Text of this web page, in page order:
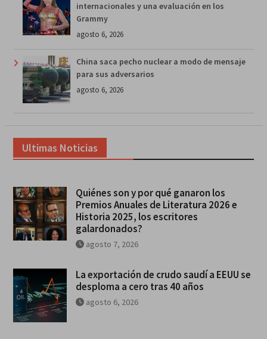
internacionales y una evaluación en los
Grammy
agosto 6, 2026
China saca pecho nuclear a modo de mensaje
para sus adversarios
agosto 6, 2026
Ultimas Noticias
Quiénes son y por qué ganaron los
Premios Anuales de Literatura 2026 e
Historia 2025, los escritores
galardonados?
agosto 7, 2026
La exportación de crudo saudí a EEUU se
desploma a cero tras 40 años
agosto 6, 2026